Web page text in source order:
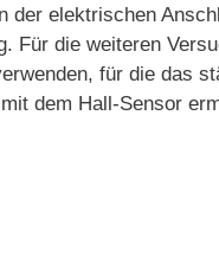
der elektrischen
Für die weiteren
für die das
dem Hall-Sensor